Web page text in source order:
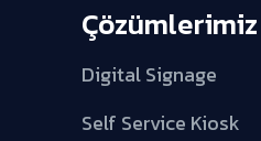
Çözümlerimiz
Digital Signage
Self Service Kiosk